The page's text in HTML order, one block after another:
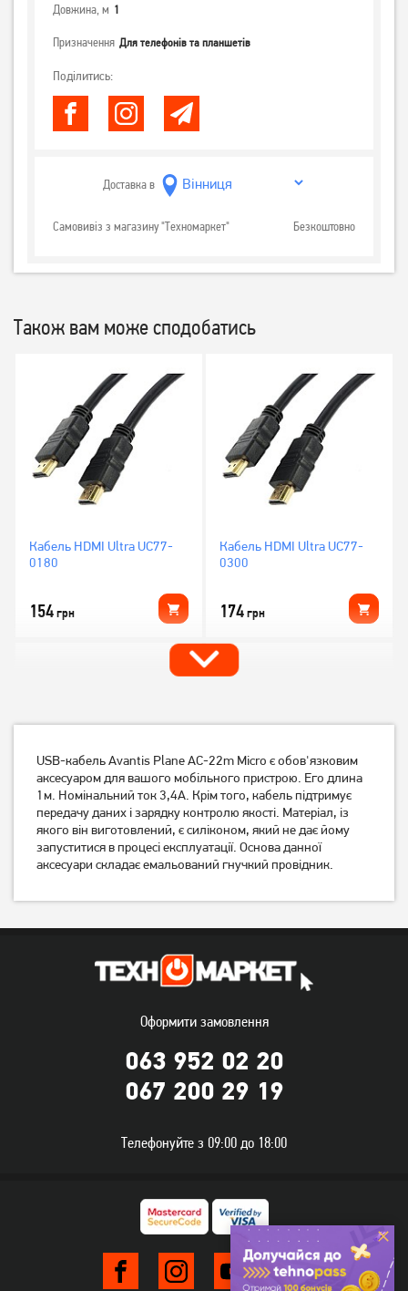
Довжина, м 1
Призначення Для телефонів та планшетів
Поділитись:
Доставка в
Самовивіз з магазину "Техномаркет" Безкоштовно
Також вам може сподобатись
Кабель HDMI Ultra UC77-
0180
154грн
Кабель HDMI Ultra UC77-
0300
174грн
Кабель Gresso
GR0.8AMAFNF 0,8м.
104грн
Кабель Gresso
GR3.0AMAFNF 3м.
124грн
USB For Micro 2.4 A 1 м
USB for Micro 2.4A 1 м
USB-кабель Avantis Plane AC-22m Micro є обов'язковим
аксесуаром для вашого мобільного пристрою. Его длина
1м. Номінальний ток 3,4А. Крім того, кабель підтримує
передачу даних і зарядку контролю якості. Матеріал, із
якого він виготовлений, є силіконом, який не дає йому
запуститися в процесі експлуатації. Основа данної
аксесуари складає емальований гнучкий провідник.
Оформити замовлення
063 952 02 20
067 200 29 19
Телефонуйте з 09:00 до 18:00